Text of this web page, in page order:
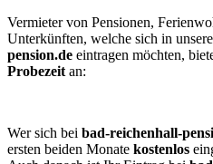
Vermieter von Pensionen,
Unterkünften, welche sich in
pension.de eintragen möchten,
Probezeit an:
Wer sich bei bad-reichenhall-
ersten beiden Monate kostenlos